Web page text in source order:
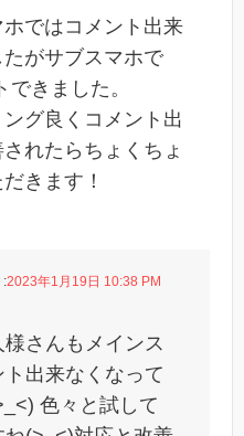
ではコメント出来
がサブスマホで
きました。
グ良くコメント出
れたらちょくちょ
きます！
:2023年1月19日 10:38 PM
さんもメインス
出来なくなって
色々と試して